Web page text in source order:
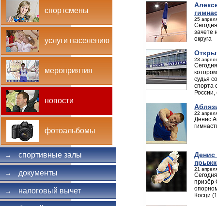
спортсмены
услуги населению
мероприятия
новости
фотоальбомы
→ спортивные залы
→ документы
→ налоговый вычет
25
зачете
округа
23
судья
спорта
22
Денис
Денис
21
призёр
Косци